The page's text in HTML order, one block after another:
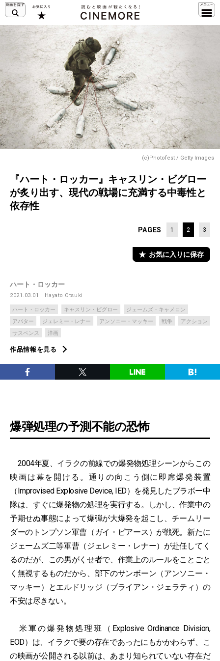
(c)Photofest / Getty Images
『ハート・ロッカー』キャスリン・ビグロー
が炙り出す、現代の戦場に充満する中毒性と
依存性
PAGES 1 2 3
お気に入りに保存
ハート・ロッカー
2021.03.01 Hayato Otsuki
ハート・ロッカー キャスリン・ビグロー
ジェームズ・キャメロン
アバター
ジェレミー・レナー アンソニー・マッキー 戦争
アクション
サスペンス
洋画
作品情報を見る
爆弾処理の予測不能の恐怖
2004年夏、イラクの前線での爆発物処理シーンからこの
映画は幕を開ける。通りの向こう側に即席爆発装置
（Improvised Explosive Device, IED）を発見したブラボー中
隊は、すぐに爆発物の処理を実行する。しかし、作業中の
予期せぬ事態によって爆弾が大爆発を起こし、チームリー
ダーのトンプソン軍曹（ガイ・ピアース）が戦死。新たに
ジェームズ二等軍曹（ジェレミー・レナー）が赴任してく
るのだが、この男がくせ者で、作業上のルールをことごと
く無視するものだから、部下のサンボーン（アンソニー・
マッキー）とエルドリッジ（ブライアン・ジェラティ）の
不安は尽きない。
米軍の爆発物処理班（Explosive Ordinance Division,
EOD）は、イラクで要の存在であったにもかかわらず、こ
の映画が公開される以前は、あまり知られていない存在だ